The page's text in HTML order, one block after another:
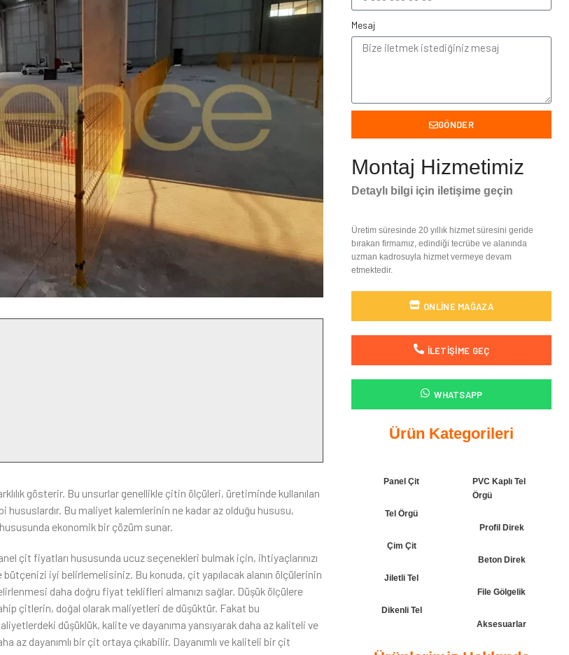
gösterir. Bu unsurlar genellikle çitin ölçüleri, üretiminde kullanılan
Bu maliyet kalemlerinin ne kadar az olduğu hususu,
ekonomik bir çözüm sunar.
çit fiyatları hususunda ucuz seçenekleri bulmak için, ihtiyaçlarınızı
bütçenizi iyi belirlemelisiniz. Bu konuda, çit yapılacak alanın ölçülerinin
daha doğru fiyat teklifleri almanızı sağlar. Düşük ölçülere
çitlerin, doğal olarak maliyetleri de düşüktür. Fakat bu
düşüklük, kalite ve dayanıma yansıyarak daha az kaliteli ve
az dayanımlı bir çit ortaya çıkabilir. Dayanımlı ve kaliteli bir çit
Mesaj
GÖNDER
Montaj Hizmetimiz
Detaylı bilgi için iletişime geçin
Üretim süresinde 20 yıllık hizmet süresini geride
bırakan firmamız, edindiği tecrübe ve alanında
uzman kadrosuyla hizmet vermeye devam
etmektedir.
ONLINE MAĞAZA
İLETIŞIME GEÇ
WHATSAPP
Ürün Kategorileri
Panel Çit
Tel Örgü
Çim Çit
Jiletli Tel
Dikenli Tel
PVC Kaplı Tel
Örgü
Profil Direk
Beton Direk
File Gölgelik
Aksesuarlar